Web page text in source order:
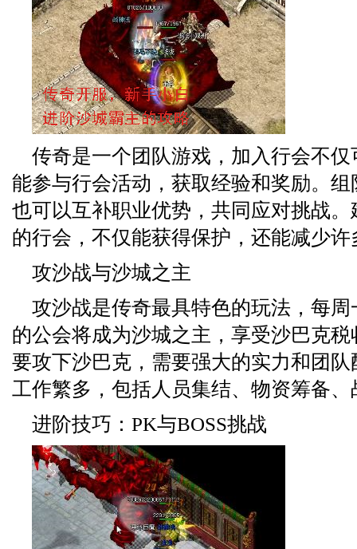
传奇是一个团队游戏，加入行会不
能参与行会活动，获取经验和奖励。
也可以互补职业优势，共同应对挑战
的行会，不仅能获得保护，还能减少许
攻沙战与沙城之主
攻沙战是传奇最具特色的玩法，每
的公会将成为沙城之主，享受沙巴克
要攻下沙巴克，需要强大的实力和团
工作繁多，包括人员集结、物资筹备
进阶技巧：PK与BOSS挑战